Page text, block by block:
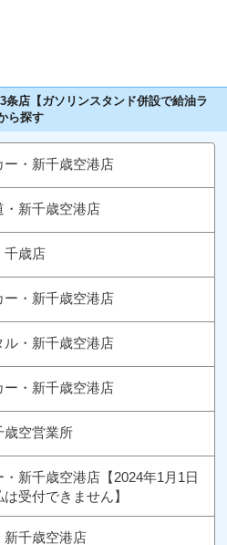
条店【ガソリンスタンド併設で給油ラ
ら探す
・新千歳空港店
・新千歳空港店
千歳店
ー・新千歳空港店
ル・新千歳空港店
ー・新千歳空港店
歳空営業所
新千歳空港店【2024年1月1日
受付できません】
新千歳空港店